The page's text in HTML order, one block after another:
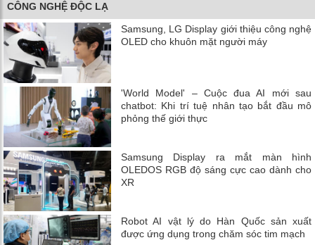
CÔNG NGHỆ ĐỘC LẠ
Samsung, LG Display giới thiệu công nghệ
OLED cho khuôn mặt người máy
'World Model' – Cuộc đua AI mới sau
chatbot: Khi trí tuệ nhân tạo bắt đầu mô
phỏng thế giới thực
Samsung Display ra mắt màn hình
OLEDOS RGB độ sáng cực cao dành cho
XR
Robot AI vật lý do Hàn Quốc sản xuất
được ứng dụng trong chăm sóc tim mạch